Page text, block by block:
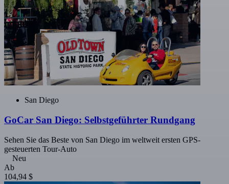
San Diego
GoCar San Diego: Selbstgeführter Rundgang
Sehen Sie das Beste von San Diego im weltweit ersten GPS-
gesteuerten Tour-Auto
Neu
Ab
104,94 $